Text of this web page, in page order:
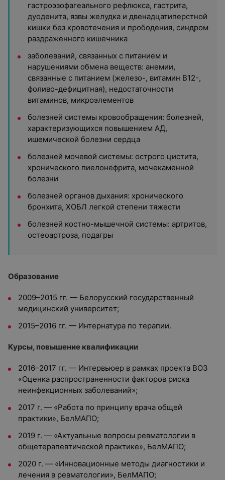
гастроэзофагеального рефлюкса, гастрита,
дуоденита, язвы желудка и двенадцатиперстной
кишки без кровотечения и прободения, синдром
раздраженного кишечника
заболеваний, связанных с питанием и
нарушениями обмена веществ: анемии,
связанные с питанием (железо-, витамин В12-,
фоливо-дефицитная), недостаточности
витаминов, микроэлементов
болезней системы кровообращения: болезней,
характеризующихся повышением АД,
ишемической болезни сердца
болезней мочевой системы: острого цистита,
хронического пиелонефрита, мочекаменной
болезни
болезней органов дыхания: хронического
бронхита, ХОБЛ легкой степени тяжести
болезней костно-мышечной системы: артритов,
остеоартроза, подагры
Образование
2009–2015 гг. — Белорусский государственный
медицинский университет;
2015–2016 гг. — Интернатура по терапии.
Курсы, повышение квалификации
2016–2017 гг. — Интервьюер в рамках проекта ВОЗ
«Оценка распространенности факторов риска
неинфекционных заболеваний»;
2017 г. — «Работа по принципу врача общей
практики», БелМАПО;
2019 г. — «Актуальные вопросы ревматологии в
общетерапевтической практике», БелМАПО;
2020 г. — «Инновационные методы диагностики и
лечения в ревматологии», БелМАПО;